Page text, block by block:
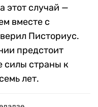
этот случай —
вместе с
Писториус.
предстоит
силы страны к
лет.